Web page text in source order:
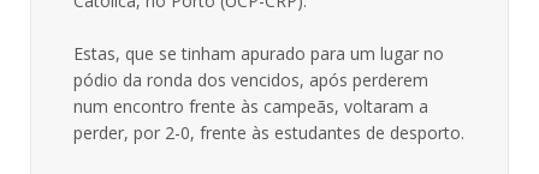
Estas, que se tinham apurado para um lugar no
pódio da ronda dos vencidos, após perderem
num encontro frente às campeãs, voltaram a
perder, por 2-0, frente às estudantes de desporto.